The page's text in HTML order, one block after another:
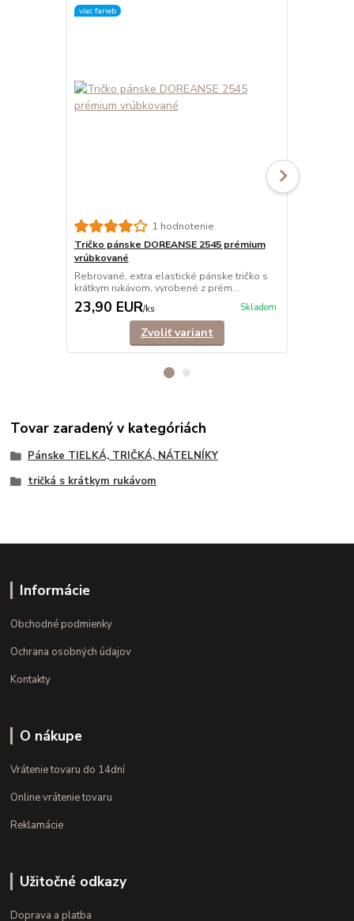
viac farieb
1 hodnotenie
Tričko pánske DOREANSE 2545 prémium
vrúbkované
Rebrované, extra elastické pánske tričko s
krátkym rukávom, vyrobené z prém...
23,90 EUR/ks Skladom
Zvoliť variant
Tovar zaradený v kategóriách
Pánske TIELKÁ, TRIČKÁ, NÁTELNÍKY
tričká s krátkym rukávom
Informácie
Obchodné podmienky
Ochrana osobných údajov
Kontakty
O nákupe
Vrátenie tovaru do 14dní
Online vrátenie tovaru
Reklamácie
Užitočné odkazy
Doprava a platba